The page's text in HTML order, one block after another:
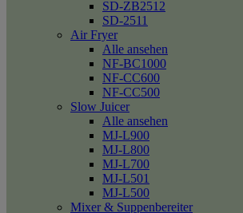
SD-ZB2512
SD-2511
Air Fryer
Alle ansehen
NF-BC1000
NF-CC600
NF-CC500
Slow Juicer
Alle ansehen
MJ-L900
MJ-L800
MJ-L700
MJ-L501
MJ-L500
Mixer & Suppenbereiter